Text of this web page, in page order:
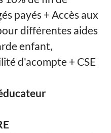
payés + Accès aux
différentes aides
enfant,
d'acompte + CSE